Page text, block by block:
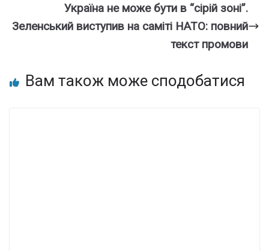
Україна не може бути в “сірій зоні”.
Зеленський виступив на саміті НАТО: повний
текст промови
Вам також може сподобатися